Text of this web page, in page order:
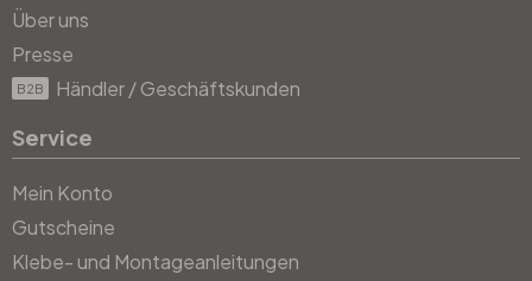
Über uns
Presse
B2B Händler / Geschäftskunden
Service
Mein Konto
Gutscheine
Klebe- und Montageanleitungen